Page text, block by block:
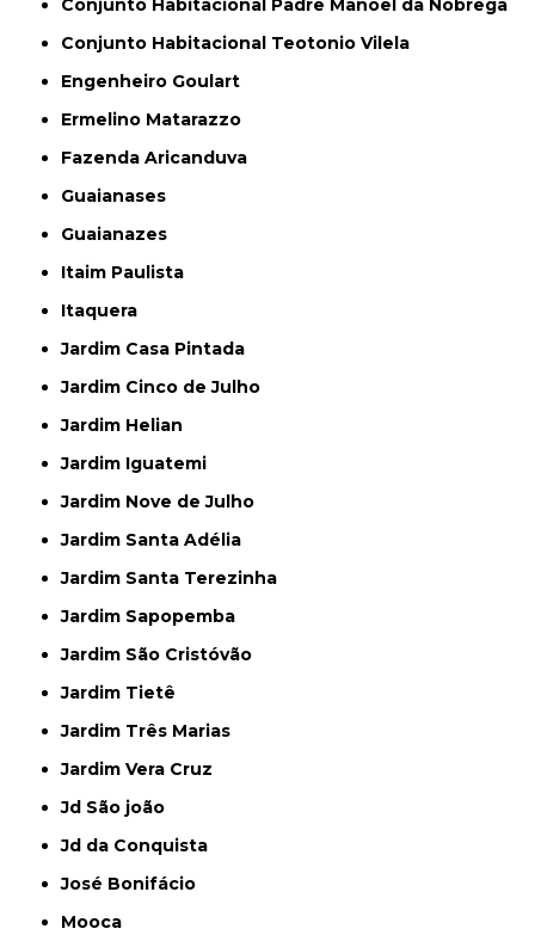
Conjunto Habitacional Padre Manoel da Nóbrega
Conjunto Habitacional Teotonio Vilela
Engenheiro Goulart
Ermelino Matarazzo
Fazenda Aricanduva
Guaianases
Guaianazes
Itaim Paulista
Itaquera
Jardim Casa Pintada
Jardim Cinco de Julho
Jardim Helian
Jardim Iguatemi
Jardim Nove de Julho
Jardim Santa Adélia
Jardim Santa Terezinha
Jardim Sapopemba
Jardim São Cristóvão
Jardim Tietê
Jardim Três Marias
Jardim Vera Cruz
Jd São joão
Jd da Conquista
José Bonifácio
Mooca